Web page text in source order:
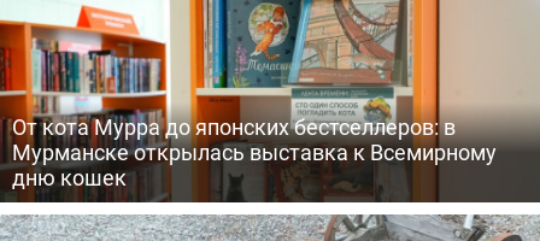
От кота Мурра до японских бестселлеров: в
Мурманске открылась выставка к Всемирному
дню кошек